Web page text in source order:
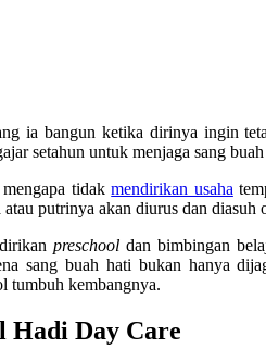
ia bangun ketika dirinya ingin
setahun untuk menjaga sang
tidakmendirikan usaha
putrinya akan diurus dan diasuh
preschooldan bimbingan
sang buah hati bukan hanya
tumbuh kembangnya.
Hadi Day Care